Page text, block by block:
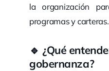
la organización
programas y carteras.
🔹 ¿Qué
gobernanza?